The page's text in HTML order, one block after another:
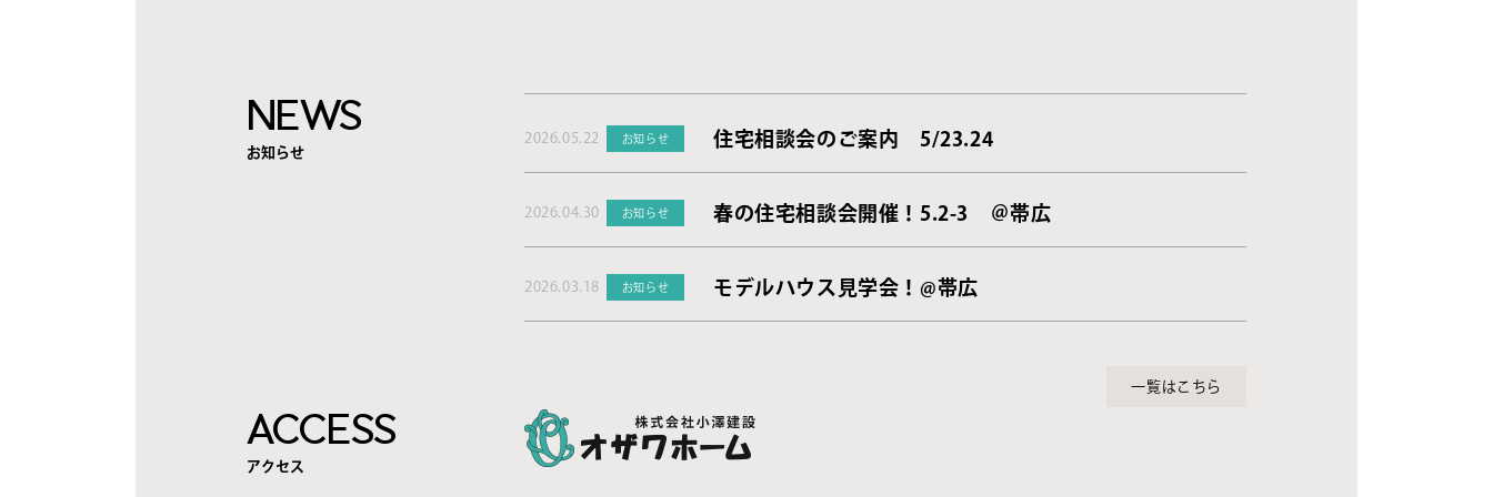
NEWS
お知らせ
2026.05.22 お知らせ 住宅相談会のご案内 5/23.24
2026.04.30 お知らせ 春の住宅相談会開催！5.2-3 ＠帯広
2026.03.18 お知らせ モデルハウス見学会！@帯広
一覧はこちら
ACCESS
アクセス